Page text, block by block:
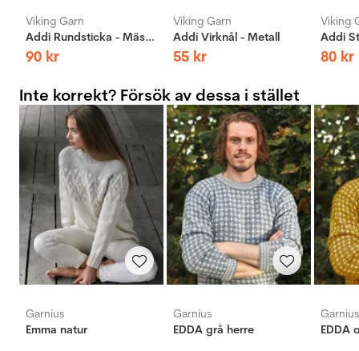
Viking Garn
Addi Rundsticka - Mässing
90 kr
Viking Garn
Addi Virknål - Metall
55 kr
Viking
80 kr
Inte korrekt? Försök av dessa i stället
Garnius
Emma natur
Garnius
EDDA grå herre
Garnius
EDDA